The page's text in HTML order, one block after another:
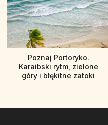
Poznaj Portoryko.
Karaibski rytm, zielone
góry i błękitne zatoki